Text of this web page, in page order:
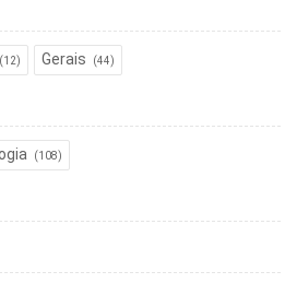
(12) Gerais (44)
(108)